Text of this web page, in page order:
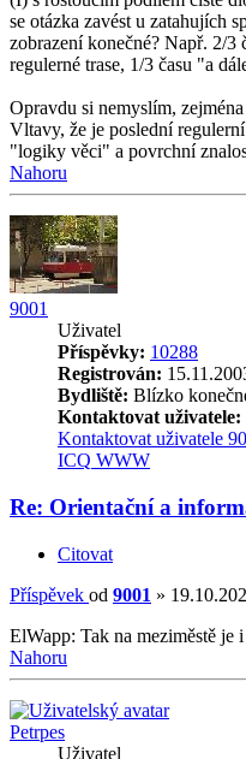
se otázka zavést u zatahujích
zobrazení konečné? Např. 2/3
regulerné trase, 1/3 času "a
Opravdu si nemyslím,
Vltavy, že je poslední
"logiky věci" a povrchní
Nahoru
9001
Uživatel
Příspěvky: 10288
Registrován:
Bydliště: Blízko
Kontaktovat uživatele:
Kontaktovat uživatele
ICQ WWW
Re: Orientační a
Citovat
Příspěvek od 9001 »
ElWapp: Tak na meziměstě je
Nahoru
Petrpes
Uživatel